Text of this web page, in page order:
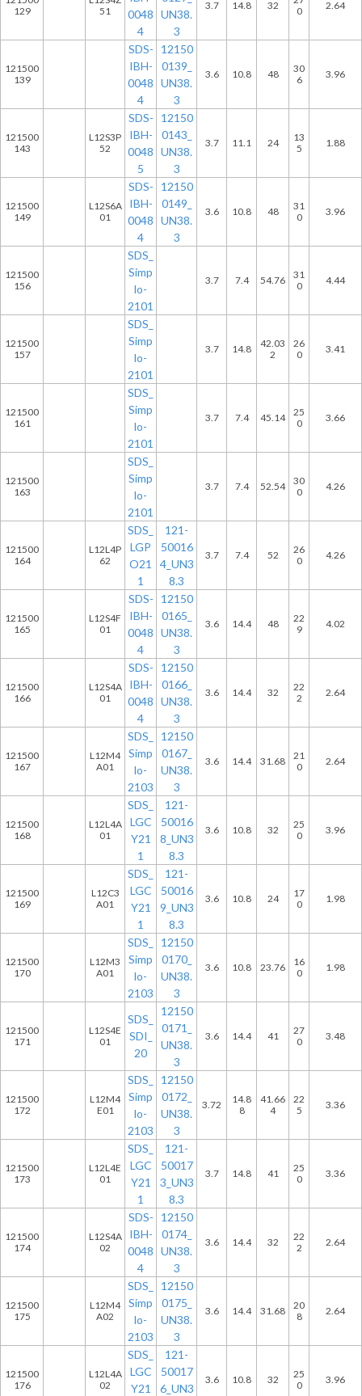
129
51
0048
4
UN38.
3
3.7 14.8 32
0
2.64
121500
139
SDS-
IBH-
0048
4
12150
0139_
UN38.
3
3.6 10.8 48
30
6
3.96
121500
143
L12S3P
52
SDS-
IBH-
0048
5
12150
0143_
UN38.
3
3.7 11.1 24
13
5
1.88
121500
149
L12S6A
01
SDS-
IBH-
0048
4
12150
0149_
UN38.
3
3.6 10.8 48
31
0
3.96
121500
156
SDS_
Simp
lo-
2101
3.7 7.4 54.76
31
0
4.44
121500
157
SDS_
Simp
lo-
2101
3.7 14.8
42.03
2
26
0
3.41
121500
161
SDS_
Simp
lo-
2101
3.7 7.4 45.14
25
0
3.66
121500
163
SDS_
Simp
lo-
2101
3.7 7.4 52.54
30
0
4.26
121500
164
L12L4P
62
SDS_
LGP
O21
1
121-
50016
4_UN3
8.3
3.7 7.4 52
26
0
4.26
121500
165
L12S4F
01
SDS-
IBH-
0048
4
12150
0165_
UN38.
3
3.6 14.4 48
22
9
4.02
121500
166
L12S4A
01
SDS-
IBH-
0048
4
12150
0166_
UN38.
3
3.6 14.4 32
22
2
2.64
121500
167
L12M4
A01
SDS_
Simp
lo-
2103
12150
0167_
UN38.
3
3.6 14.4 31.68
21
0
2.64
121500
168
L12L4A
01
SDS_
LGC
Y21
1
121-
50016
8_UN3
8.3
3.6 10.8 32
25
0
3.96
121500
169
L12C3
A01
SDS_
LGC
Y21
1
121-
50016
9_UN3
8.3
3.6 10.8 24
17
0
1.98
121500
170
L12M3
A01
SDS_
Simp
lo-
2103
12150
0170_
UN38.
3
3.6 10.8 23.76
16
0
1.98
121500
171
L12S4E
01
SDS_
SDI_
20
12150
0171_
UN38.
3
3.6 14.4 41
27
0
3.48
121500
172
L12M4
E01
SDS_
Simp
lo-
2103
12150
0172_
UN38.
3
3.72
14.8
8
41.66
4
22
5
3.36
121500
173
L12L4E
01
SDS_
LGC
Y21
1
121-
50017
3_UN3
8.3
3.7 14.8 41
25
0
3.36
121500
174
L12S4A
02
SDS-
IBH-
0048
4
12150
0174_
UN38.
3
3.6 14.4 32
22
2
2.64
121500
175
L12M4
A02
SDS_
Simp
lo-
2103
12150
0175_
UN38.
3
3.6 14.4 31.68
20
8
2.64
121500
176
L12L4A
02
SDS_
LGC
Y21
121-
50017
6_UN3
3.6 10.8 32
25
0
3.96